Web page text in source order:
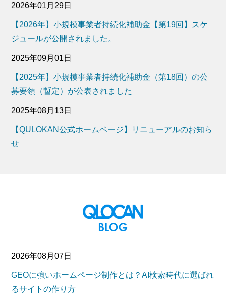
2026年01月29日
【2026年】小規模事業者持続化補助金【第19回】スケ
ジュールが公開されました。
2025年09月01日
【2025年】小規模事業者持続化補助金（第18回）の公
募要領（暫定）が公表されました
2025年08月13日
【QULOKAN公式ホームページ】リニューアルのお知ら
せ
2026年08月07日
GEOに強いホームページ制作とは？AI検索時代に選ばれ
るサイトの作り方